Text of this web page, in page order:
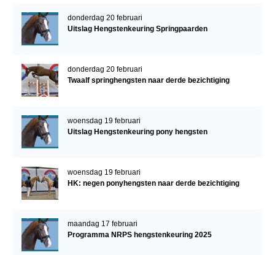
donderdag 20 februari
Uitslag Hengstenkeuring Springpaarden
donderdag 20 februari
Twaalf springhengsten naar derde bezichtiging
woensdag 19 februari
Uitslag Hengstenkeuring pony hengsten
woensdag 19 februari
HK: negen ponyhengsten naar derde bezichtiging
maandag 17 februari
Programma NRPS hengstenkeuring 2025